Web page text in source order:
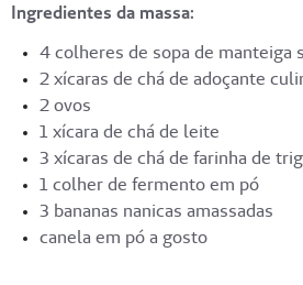
Ingredientes da massa:
4 colheres de sopa de manteiga
2 xícaras de chá de adoçante
2 ovos
1 xícara de chá de leite
3 xícaras de chá de farinha de
1 colher de fermento em pó
3 bananas nanicas amassadas
canela em pó a gosto